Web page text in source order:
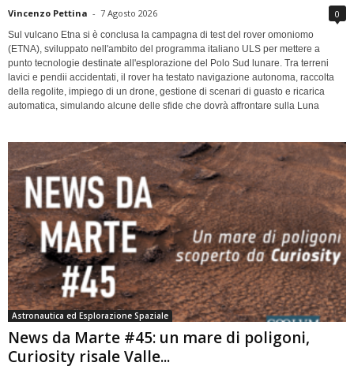
Vincenzo Pettina - 7 Agosto 2026 0
Sul vulcano Etna si è conclusa la campagna di test del rover omoniomo
(ETNA), sviluppato nell'ambito del programma italiano ULS per mettere a
punto tecnologie destinate all'esplorazione del Polo Sud lunare. Tra terreni
lavici e pendii accidentati, il rover ha testato navigazione autonoma, raccolta
della regolite, impiego di un drone, gestione di scenari di guasto e ricarica
automatica, simulando alcune delle sfide che dovrà affrontare sulla Luna
Astronautica ed Esplorazione Spaziale
News da Marte #45: un mare di poligoni,
Curiosity risale Valle...